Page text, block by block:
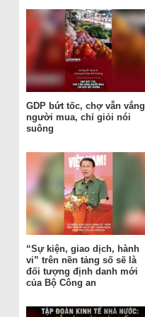
GDP bứt tốc, chợ vẫn vắng
người mua, chỉ giỏi nói
suông
“Sự kiện, giao dịch, hành
vi” trên nền tảng số sẽ là
đối tượng định danh mới
của Bộ Công an